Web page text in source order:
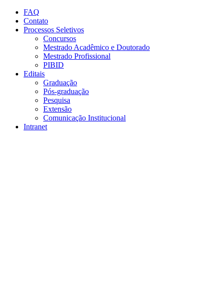
Conteúdo principal
FAQ
Contato
Processos Seletivos
Concursos
Mestrado Acadêmico e Doutorado
Mestrado Profissional
PIBID
Editais
Graduação
Pós-graduação
Pesquisa
Extensão
Comunicação Institucional
Intranet